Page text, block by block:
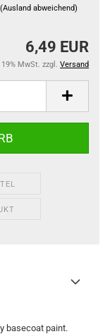
(Ausland abweichend)
6,49 EUR
MwSt. zzgl. Versand
basecoat paint.